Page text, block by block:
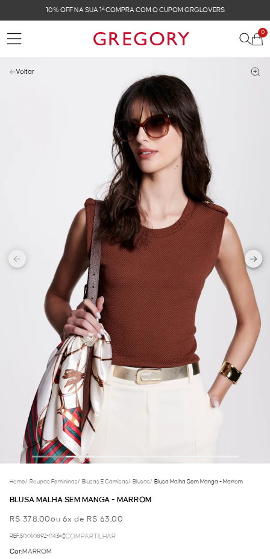
FRETE GRÁTIS NAS COMPRAS ACIMA DE R$ 899
0
Voltar
Home/ Roupas Femininas/ Blusas E Camisas/ Blusas/ Blusa Malha Sem Manga - Marrom
BLUSA MALHA SEM MANGA - MARROM
R$ 378,00ou 6x de R$ 63,00
REF.50.01.0892-043 COMPARTILHAR
Cor:MARROM